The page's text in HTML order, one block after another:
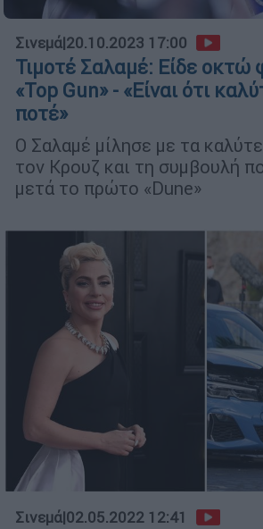
Σινεμά|20.10.2023 17:00
Τιμοτέ Σαλαμέ: Είδε οκτώ
«Top Gun» - «Είναι ότι
ποτέ»
Ο Σαλαμέ μίλησε με τα
τον Κρουζ και τη συμβουλή
μετά το πρώτο «Dune»
Σινεμά|02.05.2022 12:41